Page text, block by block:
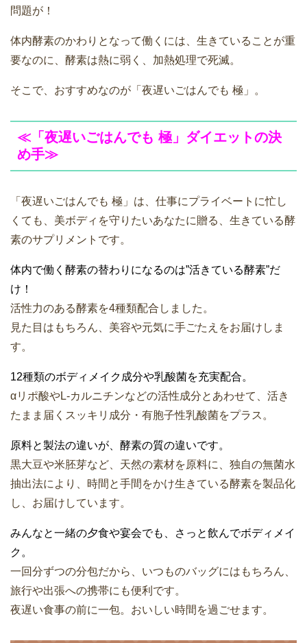
問題が！
体内酵素のかわりとなって働くには、生きていることが重
要なのに、酵素は熱に弱く、加熱処理で死滅。
そこで、おすすめなのが「夜遅いごはんでも 極」。
≪「夜遅いごはんでも 極」ダイエットの決
め手≫
「夜遅いごはんでも 極」は、仕事にプライベートに忙し
くても、美ボディを守りたいあなたに贈る、生きている酵
素のサプリメントです。
体内で働く酵素の替わりになるのは”活きている酵素”だ
け！
活性力のある酵素を4種類配合しました。
見た目はもちろん、美容や元気に手ごたえをお届けしま
す。
12種類のボディメイク成分や乳酸菌を充実配合。
αリポ酸やL-カルニチンなどの活性成分とあわせて、活き
たまま届くスッキリ成分・有胞子性乳酸菌をプラス。
原料と製法の違いが、酵素の質の違いです。
黒大豆や米胚芽など、天然の素材を原料に、独自の無菌水
抽出法により、時間と手間をかけ生きている酵素を製品化
し、お届けしています。
みんなと一緒の夕食や宴会でも、さっと飲んでボディメイ
ク。
一回分ずつの分包だから、いつものバッグにはもちろん、
旅行や出張への携帯にも便利です。
夜遅い食事の前に一包。おいしい時間を過ごせます。